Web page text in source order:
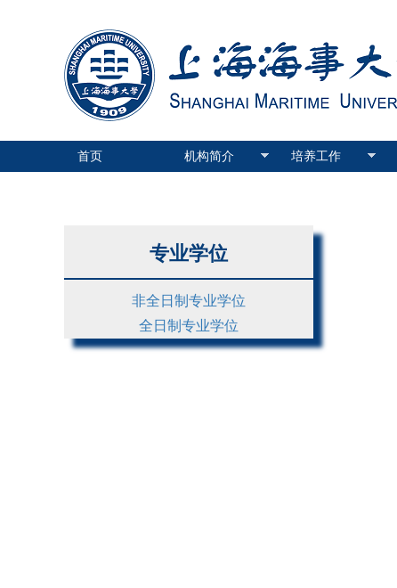
首页 机构简介 培养工作
专业学位
非全日制专业学位
全日制专业学位